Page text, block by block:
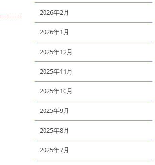
2026年2月
2026年1月
2025年12月
2025年11月
2025年10月
2025年9月
2025年8月
2025年7月